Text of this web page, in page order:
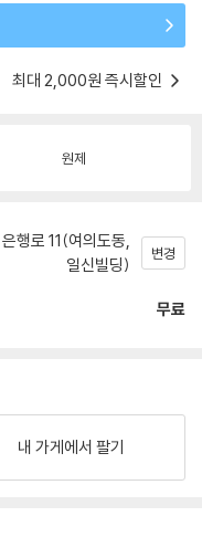
최대 2,000원 즉시할인
원제
행로 11(여의도동,
일신빌딩)
변경
무료
내 가게에서 팔기